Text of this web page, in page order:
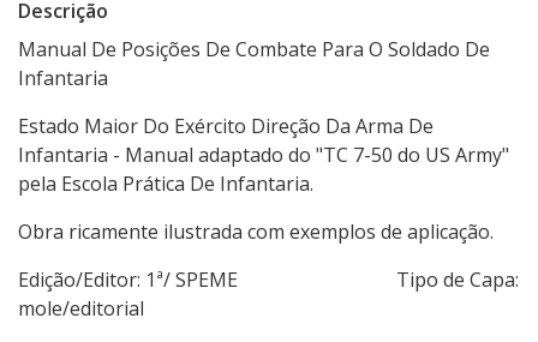
Descrição
Manual De Posições De Combate Para O Soldado De
Infantaria
Estado Maior Do Exército Direção Da Arma De
Infantaria - Manual adaptado do "TC 7-50 do US Army"
pela Escola Prática De Infantaria.
Obra ricamente ilustrada com exemplos de aplicação.
Edição/Editor: 1ª/ SPEME Tipo de Capa:
mole/editorial